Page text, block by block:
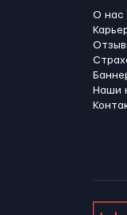
О нас
Наши